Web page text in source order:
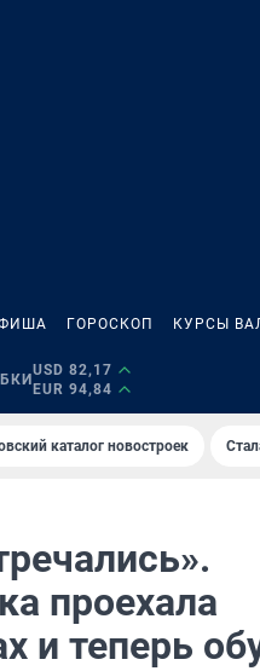
ГОРОСКОП КУРСЫ
USD 82,17
EUR 94,84
каталог новостроек
проехала
и теперь